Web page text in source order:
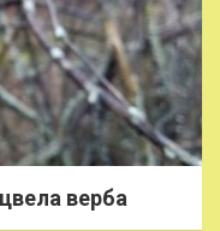
верба